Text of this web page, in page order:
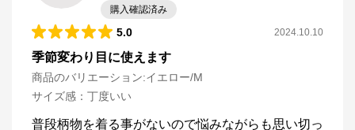
購入確認済み
5.0 2024.10.10
季節変わり目に使えます
商品のバリエーション:イエロー/M
サイズ感 ： 丁度いい
普段柄物を着る事がないので悩みながらも思い切っ